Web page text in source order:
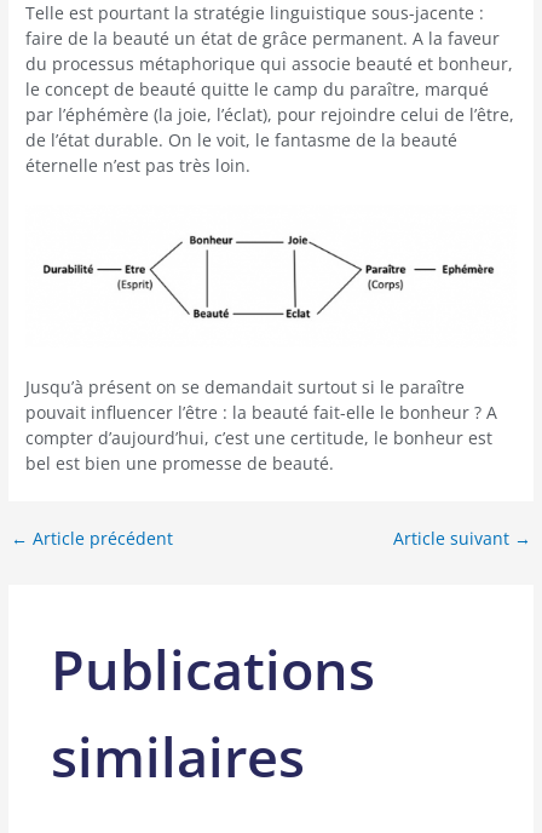
Telle est pourtant la stratégie linguistique sous-jacente :
faire de la beauté un état de grâce permanent. A la faveur
du processus métaphorique qui associe beauté et bonheur,
le concept de beauté quitte le camp du paraître, marqué
par l’éphémère (la joie, l’éclat), pour rejoindre celui de l’être,
de l’état durable. On le voit, le fantasme de la beauté
éternelle n’est pas très loin.
Jusqu’à présent on se demandait surtout si le paraître
pouvait influencer l’être : la beauté fait-elle le bonheur ? A
compter d’aujourd’hui, c’est une certitude, le bonheur est
bel est bien une promesse de beauté.
← Article précédent Article suivant →
Publications
similaires